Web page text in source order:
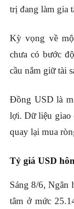
trị đang làm gia
Kỳ vọng về
chưa có bước
cầu nắm giữ tài
Đồng USD là
lợi. Dữ liệu giao
quay lại mua
Tỷ giá USD
Sáng 8/6, Ngân
tâm ở mức